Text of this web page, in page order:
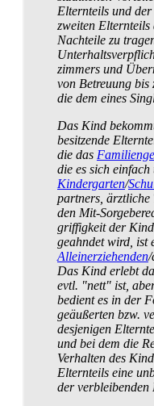
Elternteils und der
zweiten
Nachteile zu
zimmers und
von Betreuung bis
die dem eines
Das Kind
besitzende
die das
die es sich
Kindergarten/
partners,
den Mit-
griffigkeit der
geahndet wird, ist
Alleinerziehenden/
Das Kind erlebt
evtl. "nett" ist,
bedient es in der
geäußerten bzw.
desjenigen
und bei dem die
Verhalten des
Elternteils eine
der verbleibenden